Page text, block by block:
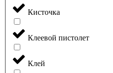
Кисточка
Клеевой пистолет
Клей